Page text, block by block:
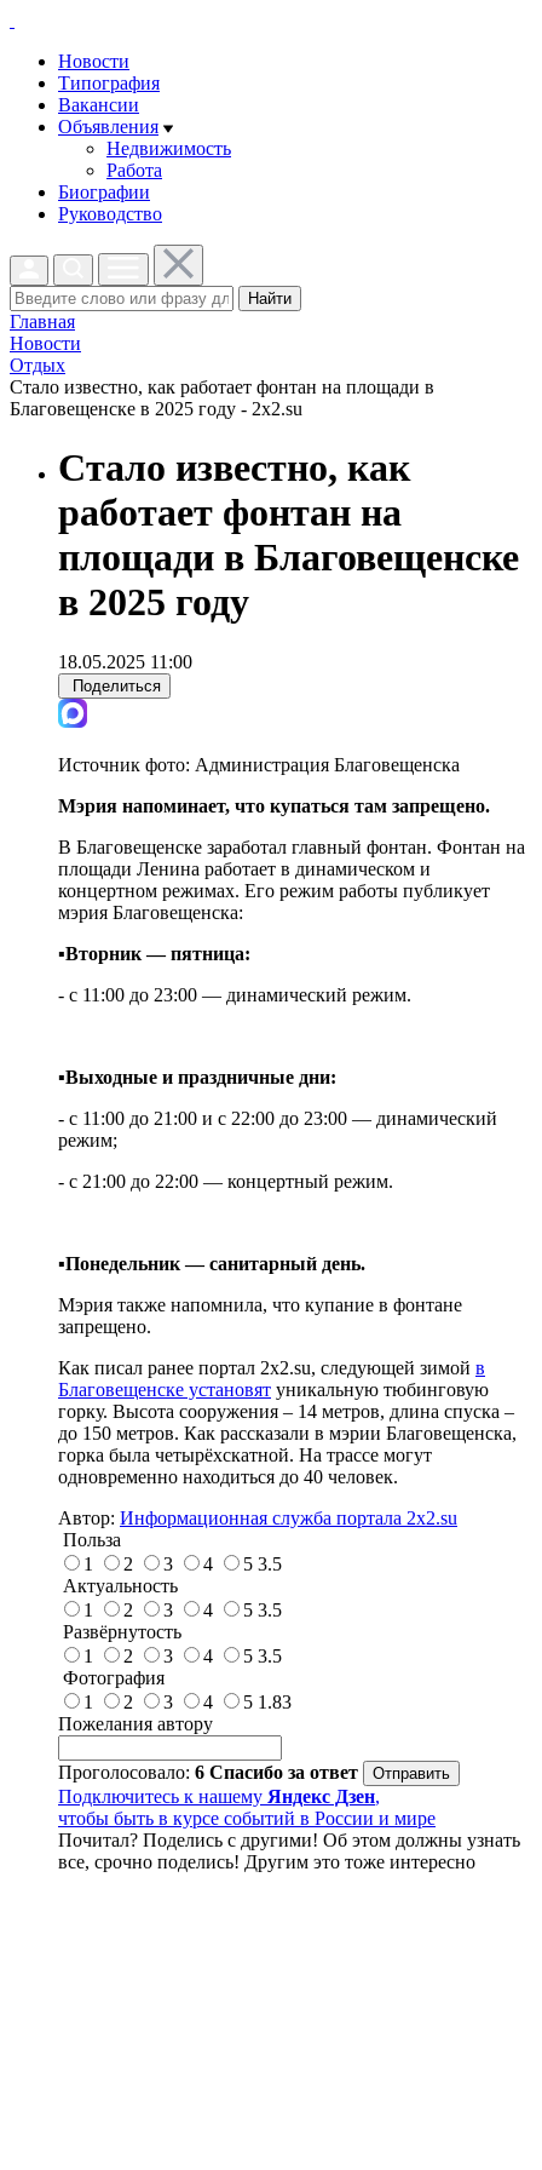
Новости
Типография
Вакансии
Объявления
Недвижимость
Работа
Биографии
Руководство
Найти
Главная
Новости
Отдых
Стало известно, как работает фонтан на площади в
Благовещенске в 2025 году - 2x2.su
Стало известно, как
работает фонтан на
площади в Благовещенске
в 2025 году
18.05.2025 11:00
Поделиться
Источник фото: Администрация Благовещенска
Мэрия напоминает, что купаться там запрещено.
В Благовещенске заработал главный фонтан. Фонтан на
площади Ленина работает в динамическом и
концертном режимах. Его режим работы публикует
мэрия Благовещенска:
▪️Вторник — пятница:
- с 11:00 до 23:00 — динамический режим.
▪️Выходные и праздничные дни:
- с 11:00 до 21:00 и с 22:00 до 23:00 — динамический
режим;
- с 21:00 до 22:00 — концертный режим.
▪️Понедельник — санитарный день.
Мэрия также напомнила, что купание в фонтане
запрещено.
Как писал ранее портал 2х2.su, следующей зимой в
Благовещенске установят уникальную тюбинговую
горку. Высота сооружения – 14 метров, длина спуска –
до 150 метров. Как рассказали в мэрии Благовещенска,
горка была четырёхскатной. На трассе могут
одновременно находиться до 40 человек.
Автор: Информационная служба портала 2x2.su
Польза
1
2 3 4 5 3.5
Актуальность
1
2 3 4 5 3.5
Развёрнутость
1
2 3 4 5 3.5
Фотография
1
2 3 4 5 1.83
Пожелания автору
Проголосовало: 6 Спасибо за ответ
Подключитесь к нашему Яндекс Дзен,
чтобы быть в курсе событий в России и мире
Почитал? Поделись с другими! Об этом должны узнать
все, срочно поделись! Другим это тоже интересно